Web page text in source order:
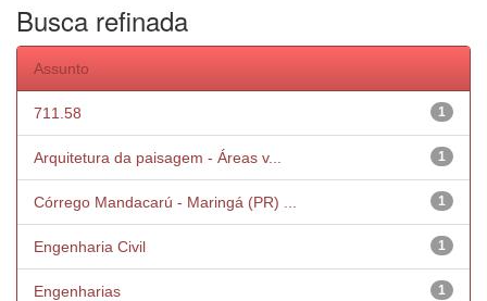
Busca refinada
Assunto
1
711.58
1
Arquitetura da paisagem - Áreas v...
1
Córrego Mandacarú - Maringá (PR) ...
1
Engenharia Civil
1
Engenharias